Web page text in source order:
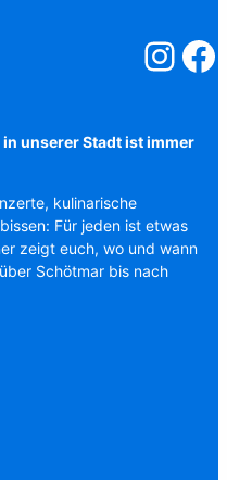
unserer Stadt ist immer
kulinarische
Für jeden ist etwas
zeigt euch, wo und wann
Schötmar bis nach